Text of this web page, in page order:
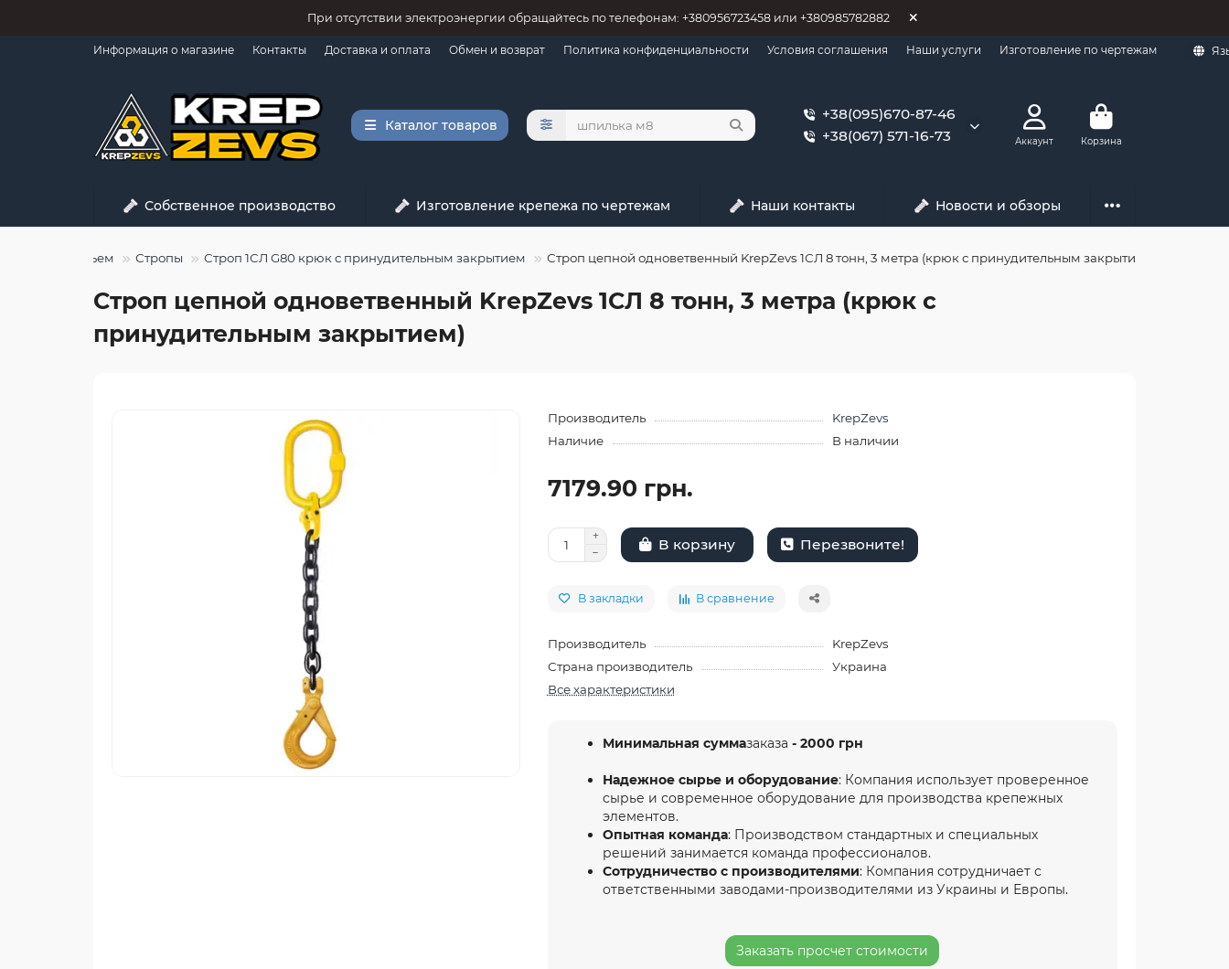
При отсутствии электроэнергии обращайтесь по телефонам: +380956723458 или +380985782882
Информация о магазине Контакты Доставка и оплата Обмен и возврат Политика конфиденциальности Условия соглашения Наши услуги Изготовление по чертежам
Каталог товаров
+38(095)670-87-46
+38(067) 571-16-73
Аккаунт Корзина
Собственное производство Изготовление крепежа по чертежам Наши контакты Новости и обзоры
Грузоподъем Стропы Строп 1СЛ G80 крюк с принудительным закрытием Строп цепной одноветвенный KrepZevs 1СЛ 8 тонн, 3 метра (крюк с принудительным закрытием)
Строп цепной одноветвенный KrepZevs 1СЛ 8 тонн, 3 метра (крюк с
принудительным закрытием)
Производитель
KrepZevs
Наличие
В наличии
7179.90 грн.
В корзину Перезвоните!
В закладки В сравнение
Производитель
KrepZevs
Страна производитель
Украина
Все характеристики
Минимальная суммазаказа - 2000 грн
Надежное сырье и оборудование: Компания использует проверенное
сырье и современное оборудование для производства крепежных
элементов.
Опытная команда: Производством стандартных и специальных
решений занимается команда профессионалов.
Сотрудничество с производителями: Компания сотрудничает с
ответственными заводами-производителями из Украины и Европы.
Заказать просчет стоимости